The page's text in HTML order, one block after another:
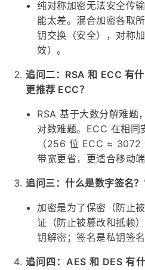
纯对称加密无法安全传
能太差。混合加密各取
钥交换（安全），对称
效）。
追问二：RSA 和 ECC 有
更推荐 ECC？
RSA 基于大数分解难题
对数难题。ECC 在相同
（256 位 ECC ≈ 3072
带宽更省，更适合移动端
追问三：什么是数字签名
加密是为了保密（防止
证（防止被篡改和抵赖
钥解密；签名是私钥签名
追问四：AES 和 DES 有